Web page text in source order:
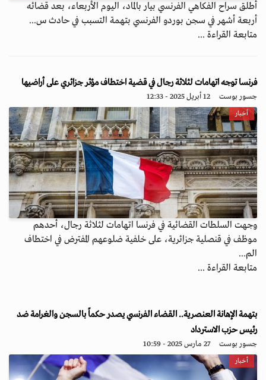
أُطلق سراح الفكاهي الفرنسي بيار بالماد، اليوم الأربعاء، بعد قضائه
أربعة أشهر في سجن بوردو الفرنسي بتهمة التسبب في حادث س...
متابعة القراءة ...
فرنسا توجه اتهامات لثلاثة رجال في قضية اختطاف مؤثر جزائري على أراضيها
جسور بوست 12 أبريل 2025 - 12:33
أخبار
وجهت السلطات القضائية في فرنسا اتهامات لثلاثة رجال، أحدهم
موظف في قنصلية جزائرية، على خلفية ضلوعهم المفترض في اختطاف
الم...
متابعة القراءة ...
بتهمة الإهانة العنصرية.. القضاء الفرنسي يصدر حكماً بالسجن والغرامة ضد
رئيس حزب الاسترداد
جسور بوست 27 مارس 2025 - 10:59
أخبار